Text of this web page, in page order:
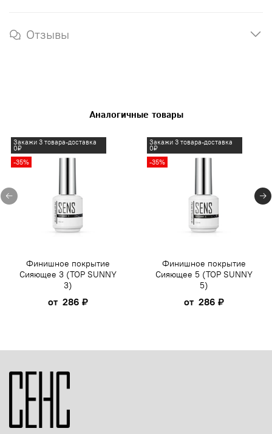
Отзывы
Аналогичные товары
Закажи 3 товара-доставка
0₽
-35%
Финишное покрытие
Сияющее 3 (TOP SUNNY
3)
от 286 ₽
Закажи 3 товара-доставка
0₽
-35%
Финишное покрытие
Сияющее 5 (TOP SUNNY
5)
от 286 ₽